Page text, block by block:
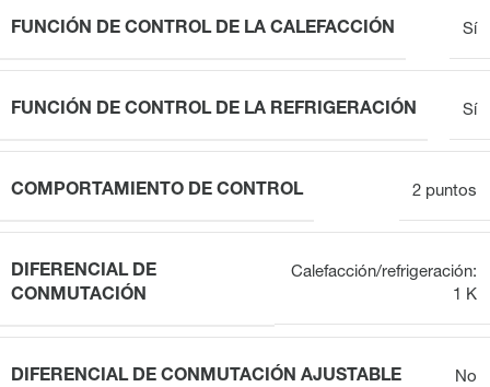
FUNCIÓN DE CONTROL DE LA CALEFACCIÓN Sí
FUNCIÓN DE CONTROL DE LA REFRIGERACIÓN Sí
COMPORTAMIENTO DE CONTROL 2 puntos
DIFERENCIAL DE
CONMUTACIÓN
Calefacción/refrigeración:
1 K
DIFERENCIAL DE CONMUTACIÓN AJUSTABLE No